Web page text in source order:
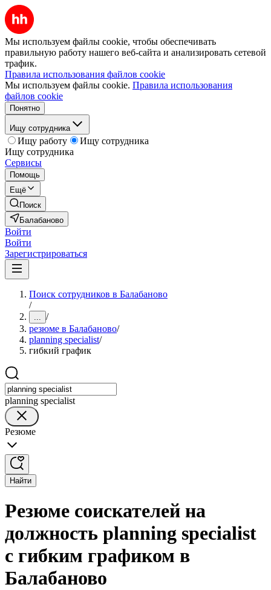
Мы используем файлы cookie, чтобы обеспечивать
правильную работу нашего веб-сайта и анализировать сетевой
трафик.
Правила использования файлов cookie
Мы используем файлы cookie. Правила использования
файлов cookie
Понятно
Ищу сотрудника
Ищу работу
Ищу сотрудника
Ищу сотрудника
Сервисы
Помощь
Ещё
Поиск
Балабаново
Войти
Войти
Зарегистрироваться
Поиск сотрудников в Балабаново
/
... /
резюме в Балабаново/
planning specialist/
гибкий график
planning specialist
Резюме
Найти
Резюме соискателей на
должность planning specialist
с гибким графиком в
Балабаново